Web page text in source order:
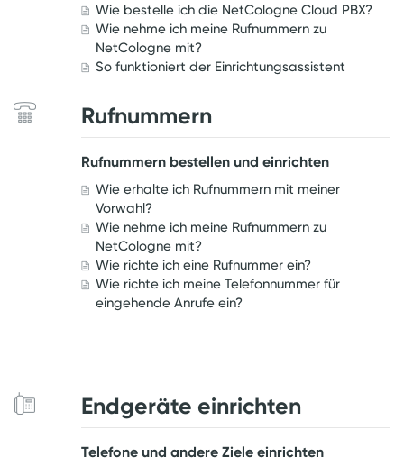
Wie bestelle ich die NetCologne Cloud PBX?
Wie nehme ich meine Rufnummern zu
NetCologne mit?
So funktioniert der Einrichtungsassistent
Rufnummern
Rufnummern bestellen und einrichten
Wie erhalte ich Rufnummern mit meiner
Vorwahl?
Wie nehme ich meine Rufnummern zu
NetCologne mit?
Wie richte ich eine Rufnummer ein?
Wie richte ich meine Telefonnummer für
eingehende Anrufe ein?
Endgeräte einrichten
Telefone und andere Ziele einrichten